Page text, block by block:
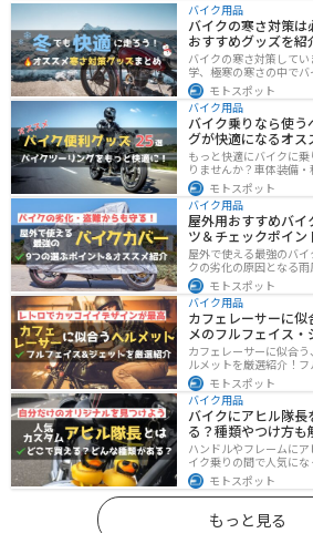
バイク用品
バイクの寒さ対策は
おすすめグッズを紹
バイクの寒さ対策して
学、極寒の寒さの中で
でも快適に乗る方法を
策グッズも紹介してい
バイクに乗りましょう！
モトスポット
バイク用品
バイク乗りなら使
グが快適になるオス
もっと快適にバイクに
りませんか？車体装備
ンテ・トラブル対応の6
にするオススメ便利グ
モトスポット
バイク用品
屋外用おすすめバ
ツ＆チェックポイン
屋外で使える最強のバ
クの劣化の原因となる
を守ることはもちろん
す。バイクカバーの選
たので、カバーを探し
い。
モトスポット
バイク用品
カフェレーサーに似
メのフルフェイス・
カフェレーサーに似合
ルメットを厳選紹介！
の多彩なラインナップ
現。こだわりのヘルメ
フをより魅力的にアップ
モトスポット
バイク用品
バイクにアヒル隊長
る？種類やつけ方も
ハンドルやフレームに
イク乗りの間で人気に
なアヒル隊長について
あるのか、バイクに付
た。アヒル隊長でオリジ
にしてください。
モトスポット
もっと見る